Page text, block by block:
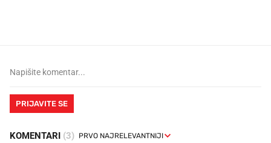
PRIJAVITE SE
KOMENTARI (3)